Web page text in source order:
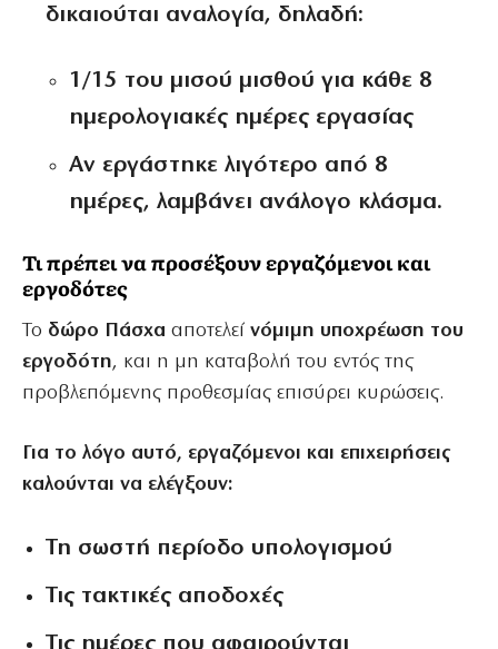
δικαιούται αναλογία, δηλαδή:
1/15 του μισού μισθού για κάθε 8
ημερολογιακές ημέρες εργασίας
Αν εργάστηκε λιγότερο από 8
ημέρες, λαμβάνει ανάλογο κλάσμα.
Τι πρέπει να προσέξουν εργαζόμενοι και
εργοδότες
Το δώρο Πάσχα αποτελεί νόμιμη υποχρέωση του
εργοδότη, και η μη καταβολή του εντός της
προβλεπόμενης προθεσμίας επισύρει κυρώσεις.
Για το λόγο αυτό, εργαζόμενοι και επιχειρήσεις
καλούνται να ελέγξουν:
Τη σωστή περίοδο υπολογισμού
Τις τακτικές αποδοχές
Τις ημέρες που αφαιρούνται